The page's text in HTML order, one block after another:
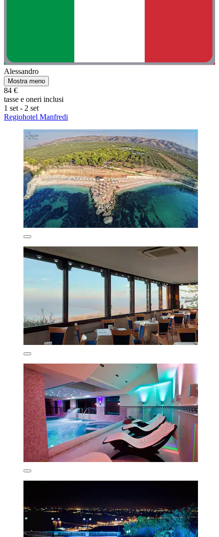
Alessandro
Mostra meno
84 €
tasse e oneri inclusi
1 set - 2 set
Regiohotel Manfredi